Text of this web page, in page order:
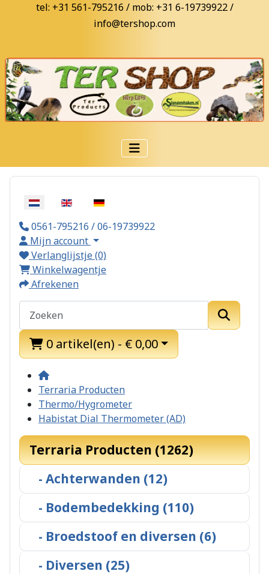
tel: +31 561-795216 / mob: +31 6-19739922 /
info@tershop.com
Selecteer de taal
0561-795216 / 06-19739922
Mijn account
Verlanglijstje (0)
Winkelwagentje
Afrekenen
0 artikel(en) - € 0,00
Terraria Producten
Thermo/Hygrometer
Habistat Dial Thermometer (AD)
Terraria Producten (1262)
- Achterwanden (12)
- Bodembedekking (110)
- Broedstoof en diversen (6)
- Diversen (25)